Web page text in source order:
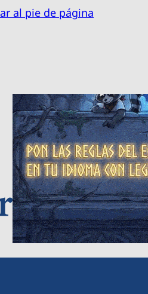
al pie de página